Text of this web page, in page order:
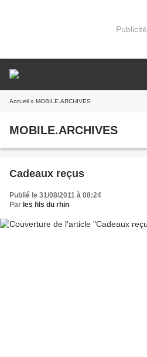
Publicité
Accueil » MOBILE.ARCHIVES
MOBILE.ARCHIVES
Cadeaux reçus
Publié le 31/08/2011 à 08:24
Par les fils du rhin